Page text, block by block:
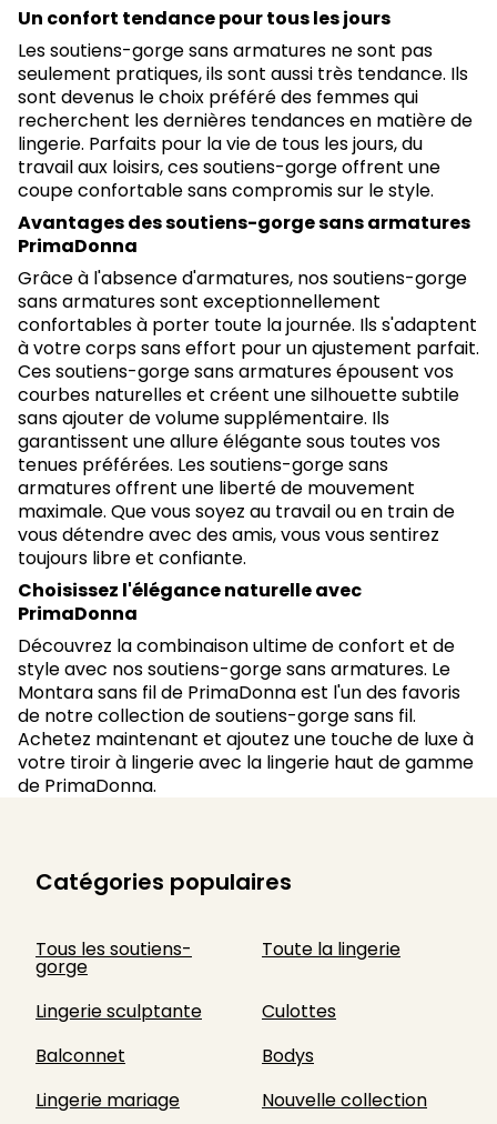
Un confort tendance pour tous les jours
Les soutiens-gorge sans armatures ne sont pas
seulement pratiques, ils sont aussi très tendance. Ils
sont devenus le choix préféré des femmes qui
recherchent les dernières tendances en matière de
lingerie. Parfaits pour la vie de tous les jours, du
travail aux loisirs, ces soutiens-gorge offrent une
coupe confortable sans compromis sur le style.
Avantages des soutiens-gorge sans armatures
PrimaDonna
Grâce à l'absence d'armatures, nos soutiens-gorge
sans armatures sont exceptionnellement
confortables à porter toute la journée. Ils s'adaptent
à votre corps sans effort pour un ajustement parfait.
Ces soutiens-gorge sans armatures épousent vos
courbes naturelles et créent une silhouette subtile
sans ajouter de volume supplémentaire. Ils
garantissent une allure élégante sous toutes vos
tenues préférées. Les soutiens-gorge sans
armatures offrent une liberté de mouvement
maximale. Que vous soyez au travail ou en train de
vous détendre avec des amis, vous vous sentirez
toujours libre et confiante.
Choisissez l'élégance naturelle avec
PrimaDonna
Découvrez la combinaison ultime de confort et de
style avec nos soutiens-gorge sans armatures. Le
Montara sans fil de PrimaDonna est l'un des favoris
de notre collection de soutiens-gorge sans fil.
Achetez maintenant et ajoutez une touche de luxe à
votre tiroir à lingerie avec la lingerie haut de gamme
de PrimaDonna.
Catégories populaires
Tous les soutiens-
gorge
Toute la lingerie
Lingerie sculptante
Culottes
Balconnet
Bodys
Lingerie mariage
Nouvelle collection